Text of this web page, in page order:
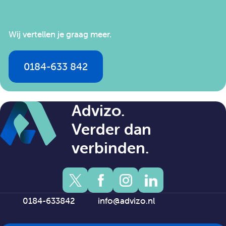
Wij vertellen je graag meer.
0184-633 842
Advizo.
Verder dan
verbinden.
0184-633842 info@advizo.nl